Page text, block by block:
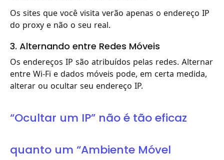
Os sites que você visita verão apenas o endereço IP
do proxy e não o seu real.
3. Alternando entre Redes Móveis
Os endereços IP são atribuídos pelas redes. Alternar
entre Wi-Fi e dados móveis pode, em certa medida,
alterar ou ocultar seu endereço IP.
“Ocultar um IP” não é tão eficaz
quanto um “Ambiente Móvel